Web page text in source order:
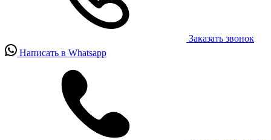
Заказать звонок
Написать в Whatsapp